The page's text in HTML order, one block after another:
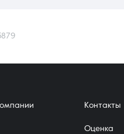
Контакты
Оценка